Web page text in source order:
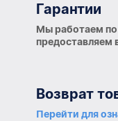
Гарантии
Мы работаем
предоставляем
Возврат
Перейти для